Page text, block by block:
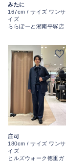
みたに
167cm / サイズ ワンサ
イズ
ららぽーと湘南平塚店
庄司
180cm / サイズ ワンサ
イズ
ヒルズウォーク徳重ガ